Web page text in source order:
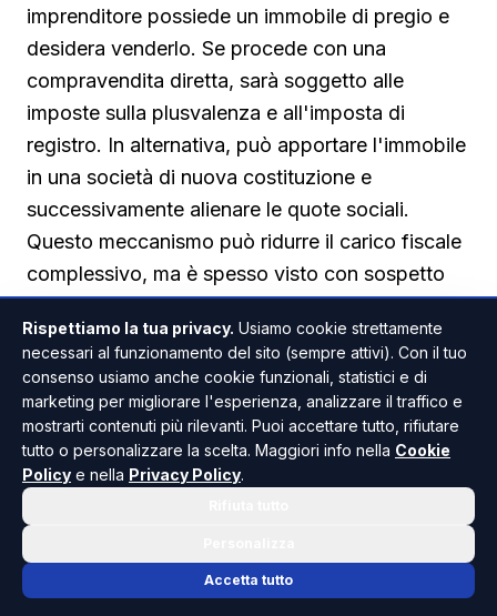
imprenditore possiede un immobile di pregio e
desidera venderlo. Se procede con una
compravendita diretta, sarà soggetto alle
imposte sulla plusvalenza e all'imposta di
registro. In alternativa, può apportare l'immobile
in una società di nuova costituzione e
successivamente alienare le quote sociali.
Questo meccanismo può ridurre il carico fiscale
complessivo, ma è spesso visto con sospetto
dall'Agenzia delle Entrate, che lo considera un
escamotage per aggirare le imposte. La
Cassazione, con la recente pronuncia, chiarisce
che tale sospetto non basta. È necessario
provare che la società fosse un mero
contenitore privo di sostanza, creata
prova manca, l'operazione resta legittima e il
contribuente non deve nulla oltre quanto già
versato. Questa posizione tutela migliaia di
Rispettiamo la tua privacy. Usiamo cookie strettamente
necessari al funzionamento del sito (sempre attivi). Con il tuo
consenso usiamo anche cookie funzionali, statistici e di
marketing per migliorare l'esperienza, analizzare il traffico e
mostrarti contenuti più rilevanti. Puoi accettare tutto, rifiutare
tutto o personalizzare la scelta. Maggiori info nella Cookie
Policy e nella Privacy Policy.
Accetta tutto